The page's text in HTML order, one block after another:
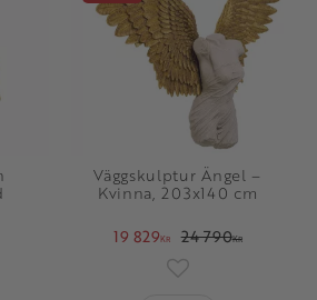
Väggskulptur Ängel –
Kvinna, 203x140 cm
19 829KR 24 790KR
Lägg till i